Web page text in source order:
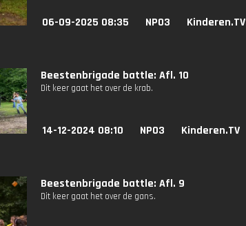
06-09-2025 08:35 NPO3 Kinderen.TV
Beestenbrigade battle: Afl. 10
Dit keer gaat het over de krab.
14-12-2024 08:10 NPO3 Kinderen.TV
Beestenbrigade battle: Afl. 9
Dit keer gaat het over de gans.